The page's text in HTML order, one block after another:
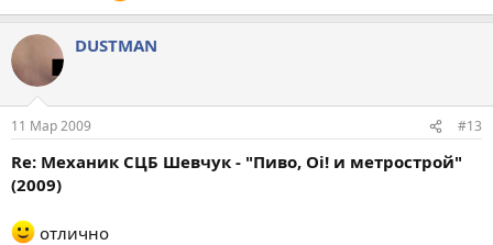
DUSTMAN
11 Мар 2009 #13
Re: Механик СЦБ Шевчук - "Пиво, Oi! и метрострой"
(2009)
отлично